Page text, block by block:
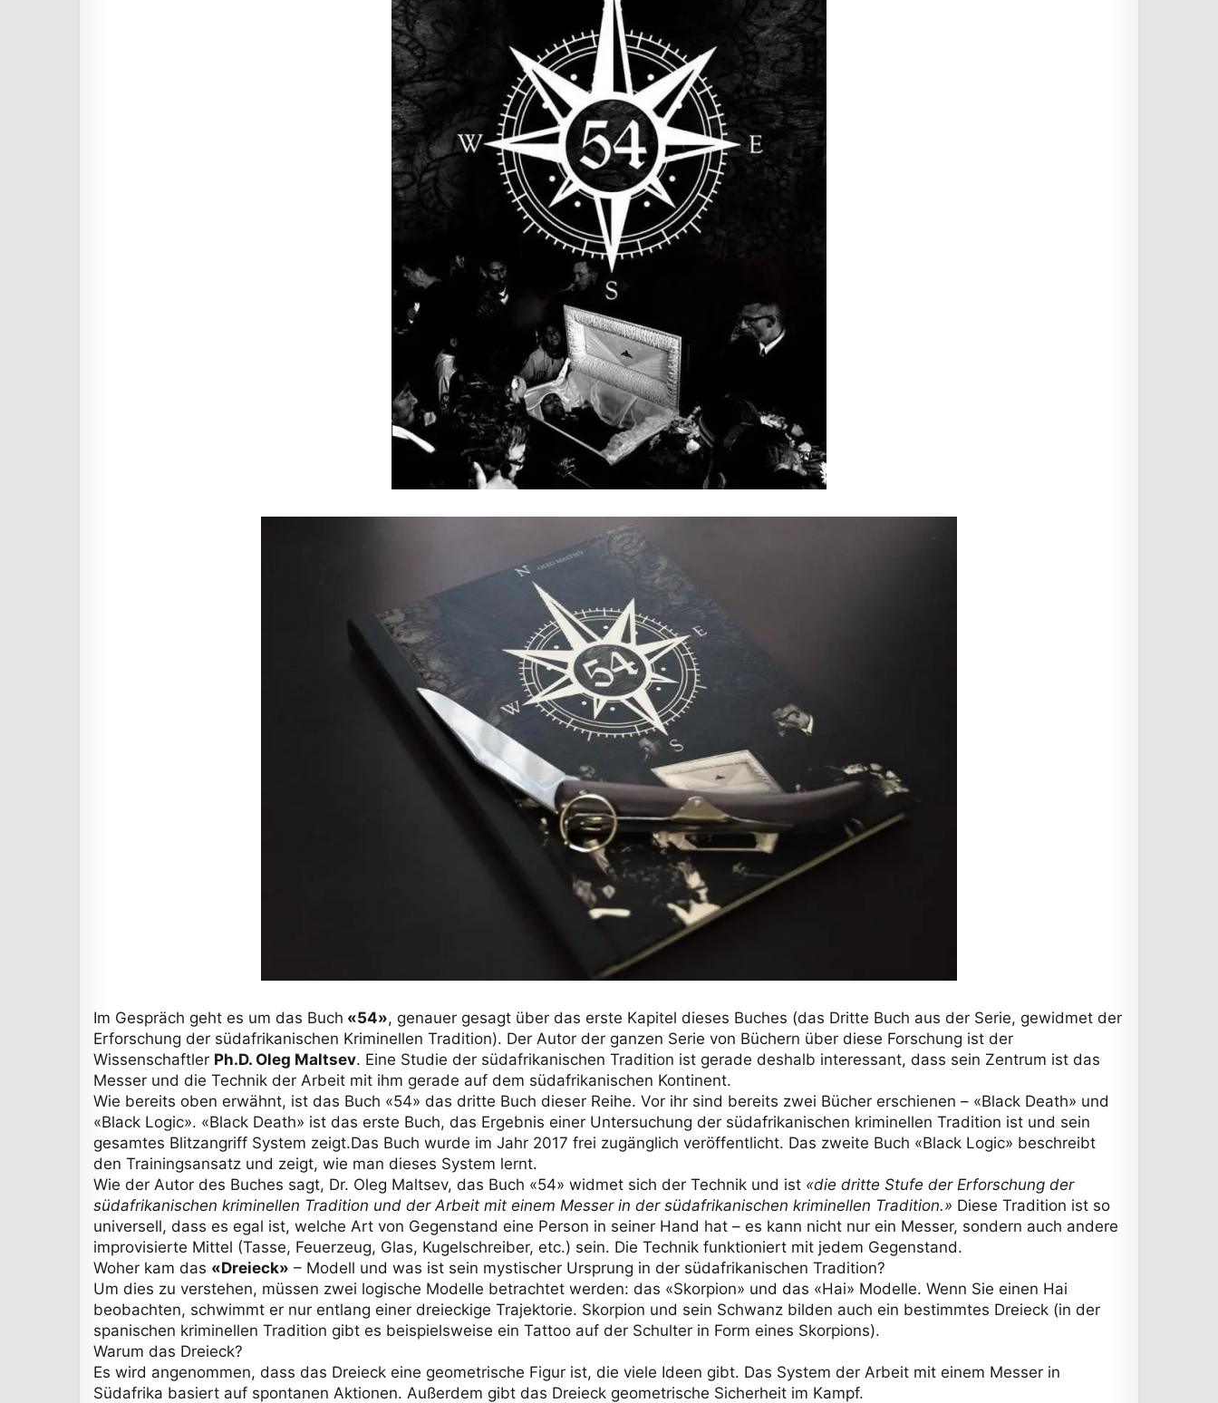
Im Gespräch geht es um das Buch «54», genauer gesagt über das erste Kapitel dieses Buches (das Dritte Buch aus der Serie, gewidmet der
Erforschung der südafrikanischen Kriminellen Tradition). Der Autor der ganzen Serie von Büchern über diese Forschung ist der
Wissenschaftler Ph.D. Oleg Maltsev. Eine Studie der südafrikanischen Tradition ist gerade deshalb interessant, dass sein Zentrum ist das
Messer und die Technik der Arbeit mit ihm gerade auf dem südafrikanischen Kontinent.
Wie bereits oben erwähnt, ist das Buch «54» das dritte Buch dieser Reihe. Vor ihr sind bereits zwei Bücher erschienen – «Black Death» und
«Black Logic». «Black Death» ist das erste Buch, das Ergebnis einer Untersuchung der südafrikanischen kriminellen Tradition ist und sein
gesamtes Blitzangriff System zeigt.Das Buch wurde im Jahr 2017 frei zugänglich veröffentlicht. Das zweite Buch «Black Logic» beschreibt
den Trainingsansatz und zeigt, wie man dieses System lernt.
Wie der Autor des Buches sagt, Dr. Oleg Maltsev, das Buch «54» widmet sich der Technik und ist «die dritte Stufe der Erforschung der
südafrikanischen kriminellen Tradition und der Arbeit mit einem Messer in der südafrikanischen kriminellen Tradition.» Diese Tradition ist so
universell, dass es egal ist, welche Art von Gegenstand eine Person in seiner Hand hat – es kann nicht nur ein Messer, sondern auch andere
improvisierte Mittel (Tasse, Feuerzeug, Glas, Kugelschreiber, etc.) sein. Die Technik funktioniert mit jedem Gegenstand.
Woher kam das «Dreieck» – Modell und was ist sein mystischer Ursprung in der südafrikanischen Tradition?
Um dies zu verstehen, müssen zwei logische Modelle betrachtet werden: das «Skorpion» und das «Hai» Modelle. Wenn Sie einen Hai
beobachten, schwimmt er nur entlang einer dreieckige Trajektorie. Skorpion und sein Schwanz bilden auch ein bestimmtes Dreieck (in der
spanischen kriminellen Tradition gibt es beispielsweise ein Tattoo auf der Schulter in Form eines Skorpions).
Warum das Dreieck?
Es wird angenommen, dass das Dreieck eine geometrische Figur ist, die viele Ideen gibt. Das System der Arbeit mit einem Messer in
Südafrika basiert auf spontanen Aktionen. Außerdem gibt das Dreieck geometrische Sicherheit im Kampf.